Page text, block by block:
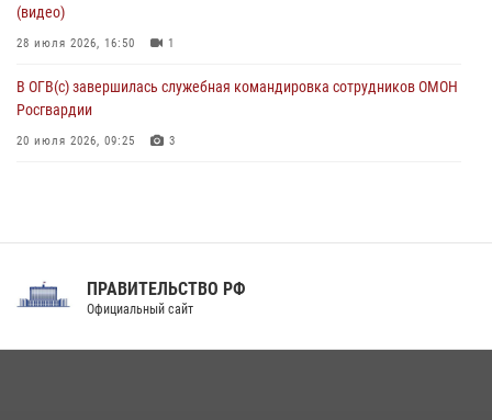
(видео)
28 июля 2026, 16:50 1
В ОГВ(с) завершилась служебная командировка сотрудников ОМОН
Росгвардии
20 июля 2026, 09:25 3
Праздник «Один день с Росгвардией» к 105-летию Центрального
ПРАВИТЕЛЬСТВО РФ
Официальный сайт